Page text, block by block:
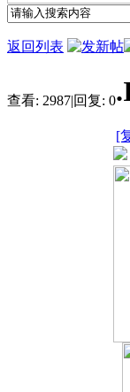
返回列表
查看: 2987|回复: 0
[